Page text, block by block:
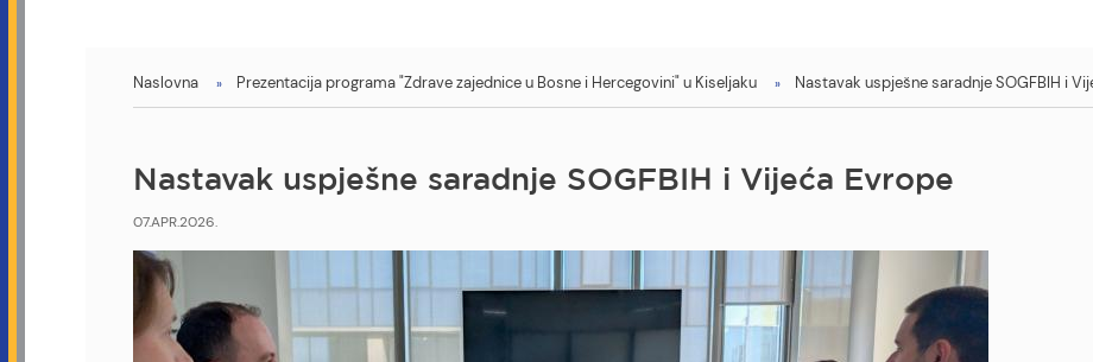
You
Naslovna Prezentacija programa "Zdrave zajednice u Bosne i Hercegovini" u Kiseljaku Nastavak uspješne saradnje SOGFBIH i
Nastavak uspješne saradnje SOGFBIH i Vijeća Evrope
07.APR.2026.